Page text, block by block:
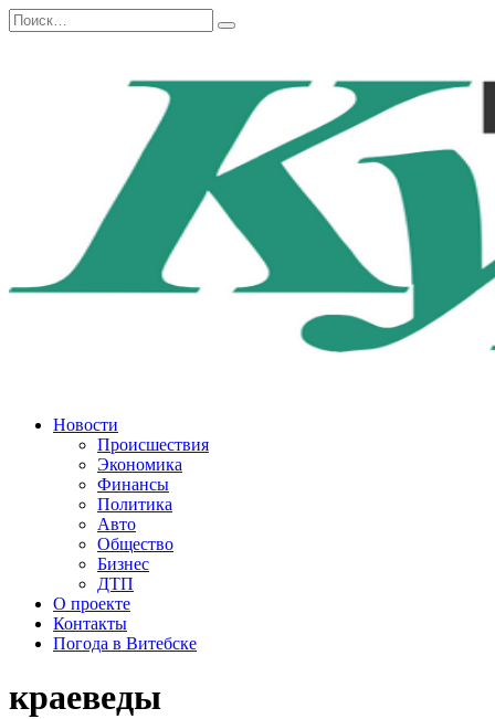
Перейти
к
Search
for:
Новости
Происшествия
Экономика
Финансы
Политика
Авто
Общество
Бизнес
ДТП
О проекте
Контакты
Погода в Витебске
краеведы